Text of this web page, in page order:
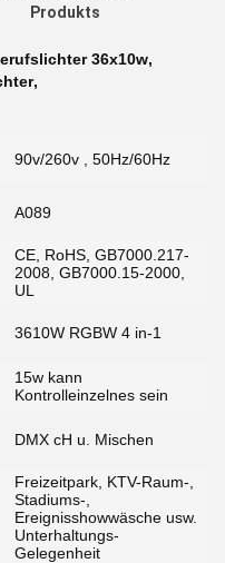
Produkts
36x10w,
,
90v/260v , 50Hz/60Hz
A089
CE, RoHS, GB7000.217-
2008, GB7000.15-2000,
UL
3610W RGBW 4 in-1
15w kann
Kontrolleinzelnes sein
DMX cH u. Mischen
Freizeitpark, KTV-Raum-,
Stadiums-,
Ereignisshowwäsche usw.
Unterhaltungs-
Gelegenheit